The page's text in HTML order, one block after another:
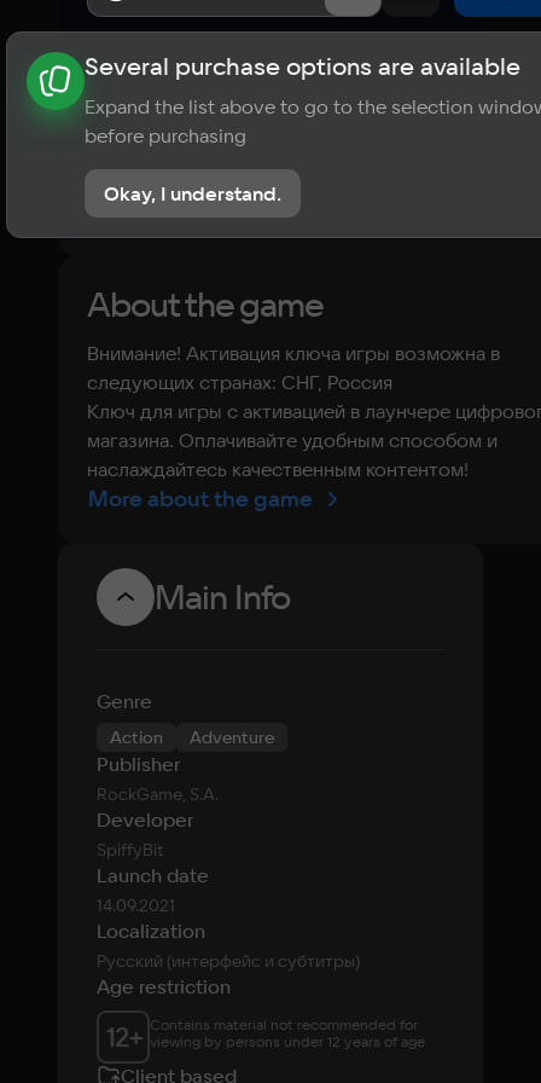
About the game News Requirements
? Player ratings
No reviews
About the game
Внимание! Активация ключа игры возможна в
следующих странах: СНГ, Россия
Ключ для игры с активацией в лаунчере
магазина. Оплачивайте удобным способом и
наслаждайтесь качественным контентом!
More about the game
Main Info
Genre
Action Adventure
Publisher
RockGame, S.A.
Developer
SpiffyBit
Launch date
14.09.2021
Localization
Русский (интерфейс и субтитры)
Age restriction
12+ Contains material not recommended for
viewing by persons under 12 years of age
Client based
Several purchase options are available
Expand the list above to go to the selection
before purchasing
Okay, I understand.